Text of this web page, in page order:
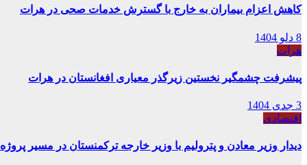
کاهش اعزام بیماران به خارج با گسترش خدمات صحی در هرات
8 دلو 1404
هرات
پیشرفت چشمگیر نخستین زیرگذر معیاری افغانستان در هرات
3 جدی 1404
اقتصادی
دیدار وزیر معادن و پترولیم با وزیر خارجه ترکمنستان در مسیر پروژه